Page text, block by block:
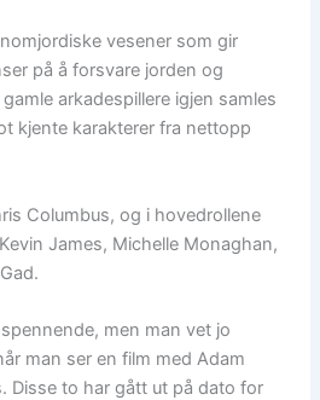
vesener som gir
på å forsvare jorden og
arkadespillere igjen samles
kjente karakterer fra nettopp
Columbus, og i hovedrollene
James, Michelle Monaghan,
men man vet jo
man ser en film med Adam
Disse to har gått ut på dato for